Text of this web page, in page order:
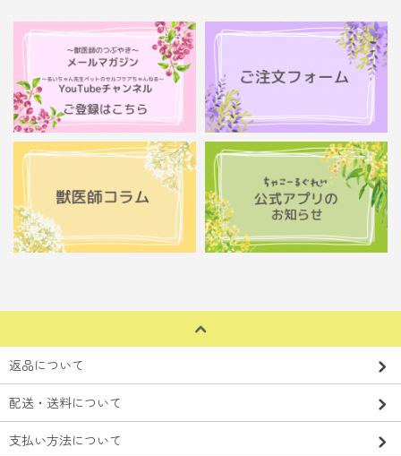
返品について
配送・送料について
支払い方法について